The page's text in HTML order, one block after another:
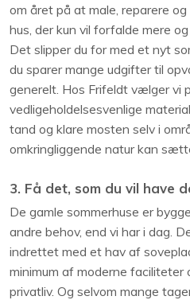
om året på at male, reparere
hus, der kun vil forfalde mere
Det slipper du for med et nyt
du sparer mange udgifter til
generelt. Hos Frifeldt vælger vi
vedligeholdelsesvenlige
tand og klare mosten selv i
omkringliggende natur kan
3. Få det, som du vil have
De gamle sommerhuse er
andre behov, end vi har i dag.
indrettet med et hav af
minimum af moderne
privatliv. Og selvom mange